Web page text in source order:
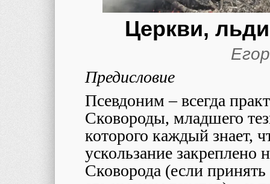
Церкви,
Предисловие
Псевдоним – всегда
Сковороды, младшего
которого каждый знает,
ускользание
Сковорода (если